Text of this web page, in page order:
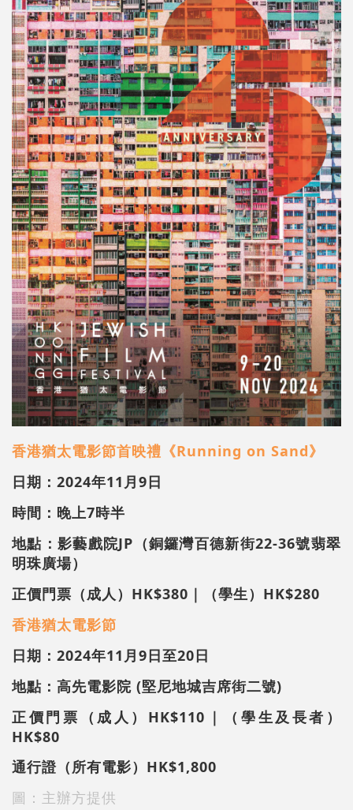
香港猶太電影節首映禮《Running on Sand》
日期：2024年11月9日
時間：晚上7時半
地點：影藝戲院JP（銅鑼灣百德新街22-36號翡翠
明珠廣場）
正價門票（成人）HK$380｜（學生）HK$280
香港猶太電影節
日期：2024年11月9日至20日
地點：高先電影院 (堅尼地城吉席街二號)
正價門票（成人）HK$110｜（學生及長者）
HK$80
通行證（所有電影）HK$1,800
圖：主辦方提供